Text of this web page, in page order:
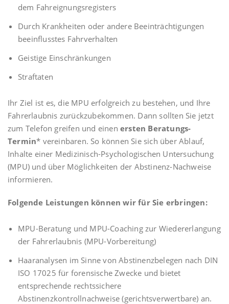
dem Fahreignungsregisters
Durch Krankheiten oder andere Beeinträchtigungen
beeinflusstes Fahrverhalten
Geistige Einschränkungen
Straftaten
Ihr Ziel ist es, die MPU erfolgreich zu bestehen, und Ihre
Fahrerlaubnis zurückzubekommen. Dann sollten Sie jetzt
zum Telefon greifen und einen ersten Beratungs-
Termin* vereinbaren. So können Sie sich über Ablauf,
Inhalte einer Medizinisch-Psychologischen Untersuchung
(MPU) und über Möglichkeiten der Abstinenz-Nachweise
informieren.
Folgende Leistungen können wir für Sie erbringen:
MPU-Beratung und MPU-Coaching zur Wiedererlangung
der Fahrerlaubnis (MPU-Vorbereitung)
Haaranalysen im Sinne von Abstinenzbelegen nach DIN
ISO 17025 für forensische Zwecke und bietet
entsprechende rechtssichere
Abstinenzkontrollnachweise (gerichtsverwertbare) an.